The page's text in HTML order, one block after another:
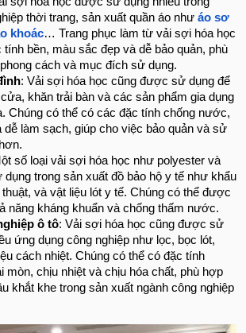
thời trang, sản xuất quần áo như áo sơ
khoác… Trang phục làm từ vải sợi hóa học
bền, màu sắc đẹp và dễ bảo quản, phù
cách và mục đích sử dụng.
: Vải sợi hóa học cũng được sử dụng để
khăn trải bàn và các sản phẩm gia dụng
Chúng có thể có các đặc tính chống nước,
dễ làm sạch, giúp cho việc bảo quản và sử
số loại vải sợi hóa học như polyester và
trong sản xuất đồ bảo hộ y tế như khẩu
và vật liệu lót y tế. Chúng có thể được
năng kháng khuẩn và chống thấm nước.
ô tô: Vải sợi hóa học cũng được sử
ứng dụng công nghiệp như lọc, bọc lót,
cách nhiệt. Chúng có thể có đặc tính
mòn, chịu nhiệt và chịu hóa chất, phù hợp
khắt khe trong sản xuất ngành công nghiệp